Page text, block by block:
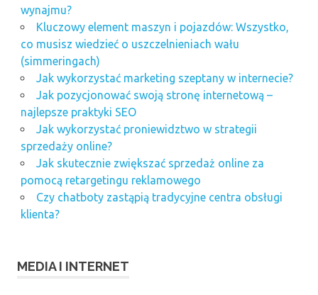
wynajmu?
Kluczowy element maszyn i pojazdów: Wszystko,
co musisz wiedzieć o uszczelnieniach wału
(simmeringach)
Jak wykorzystać marketing szeptany w internecie?
Jak pozycjonować swoją stronę internetową –
najlepsze praktyki SEO
Jak wykorzystać proniewidztwo w strategii
sprzedaży online?
Jak skutecznie zwiększać sprzedaż online za
pomocą retargetingu reklamowego
Czy chatboty zastąpią tradycyjne centra obsługi
klienta?
MEDIA I INTERNET